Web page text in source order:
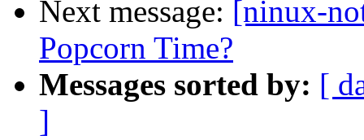
Next message: [ninux-
Popcorn Time?
Messages sorted by: [
]